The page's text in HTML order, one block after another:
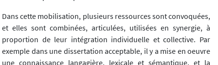
Dans cette mobilisation, plusieurs ressources sont convoquées,
et elles sont combinées, articulées, utilisées en synergie, à
proportion de leur intégration individuelle et collective. Par
exemple dans une dissertation acceptable, il y a mise en oeuvre
une connaissance langagière, lexicale et sémantique, et la